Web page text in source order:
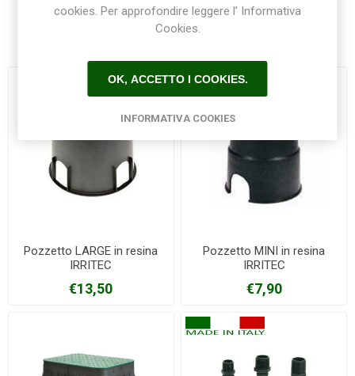
Prodotti correlati
Pozzetto LARGE in resina
IRRITEC
€13,50
Pozzetto MINI in resina
IRRITEC
€7,90
cookies. Per approfondire leggere l’ Informativa
Cookies.
OK, ACCETTO I COOKIES.
INFORMATIVA COOKIES